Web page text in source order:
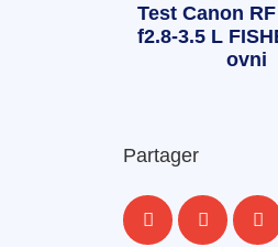
Test Canon
f2.8-3.5 L
ovni
Partager